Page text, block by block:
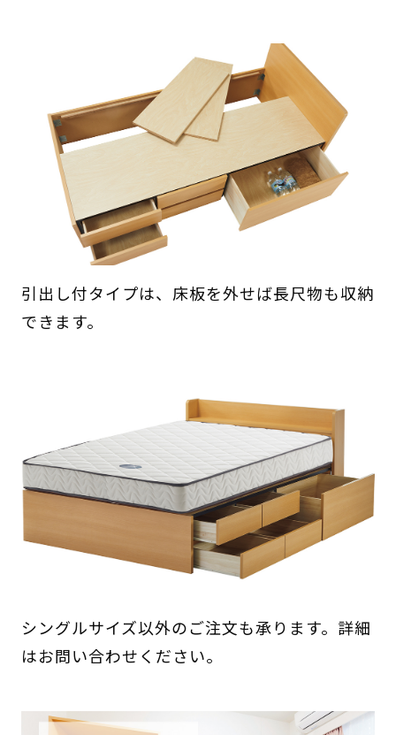
引出し付タイプは、床板を外せば長尺物も収納
できます。
シングルサイズ以外のご注文も承ります。詳細
はお問い合わせください。